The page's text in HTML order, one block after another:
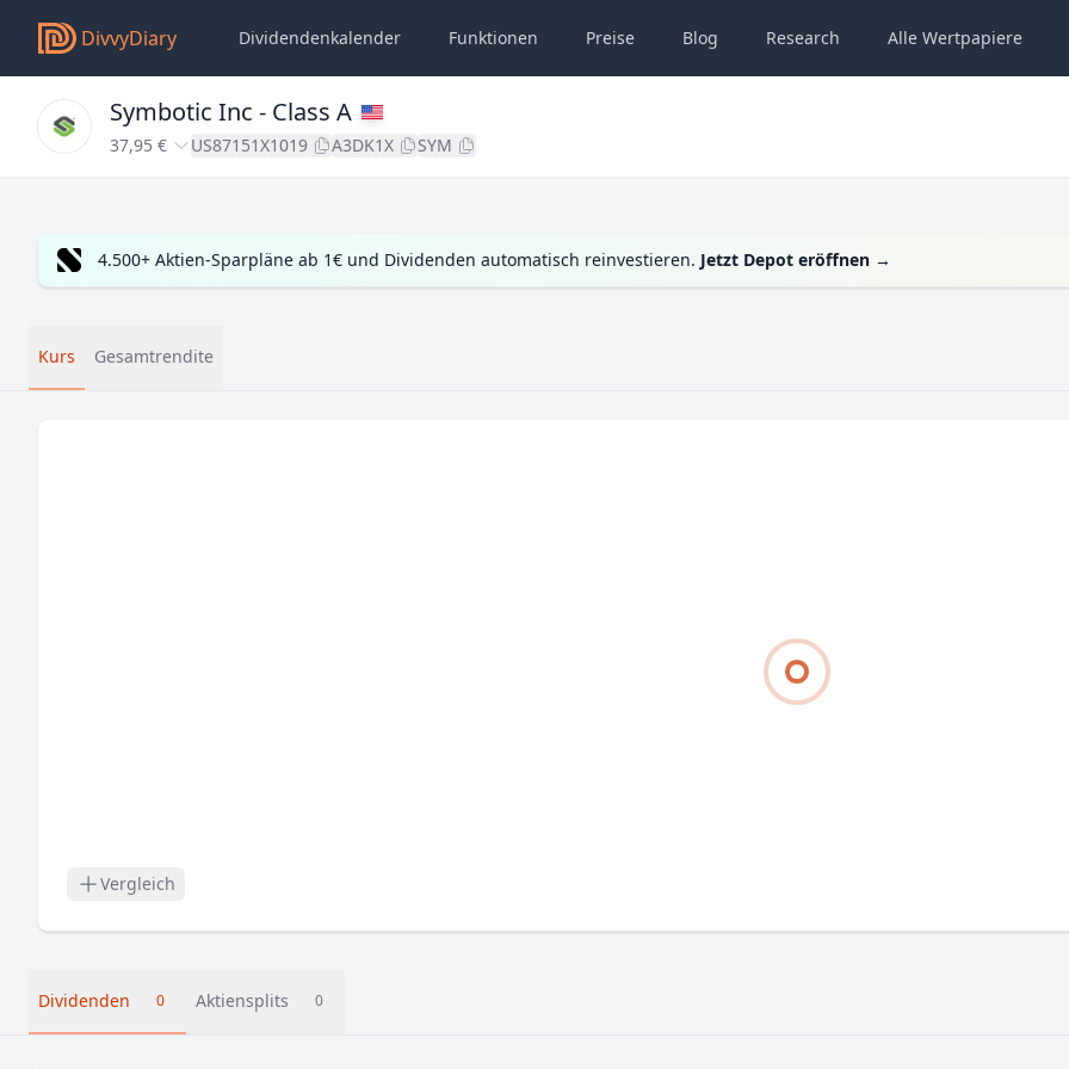
DivvyDiary Dividendenkalender Funktionen Preise Blog Research Alle Wertpapiere
Symbotic Inc - Class A
37,95 € US87151X1019 A3DK1X SYM
4.500+ Aktien-Sparpläne ab 1€ und Dividenden automatisch reinvestieren. Jetzt Depot eröffnen →
Kurs Gesamtrendite
Vergleich
Dividenden 0 Aktiensplits 0